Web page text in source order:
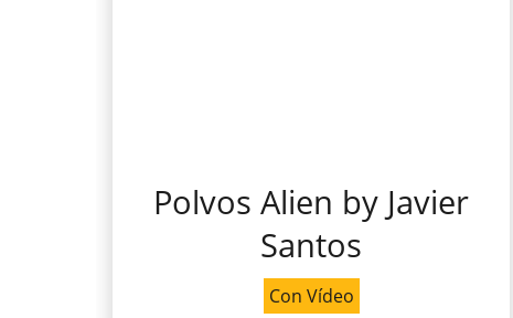
Polvos Alien by Javier
Santos
Con Vídeo